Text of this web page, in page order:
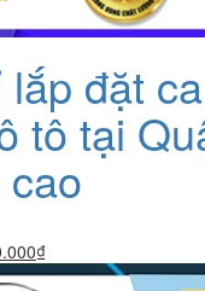
đặt
tô tại
₫Giá
hiện